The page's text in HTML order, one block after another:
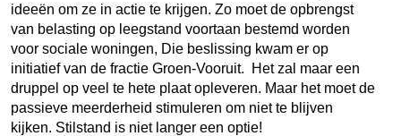
ideeën om ze in actie te krijgen. Zo moet de opbrengst
van belasting op leegstand voortaan bestemd worden
voor sociale woningen, Die beslissing kwam er op
initiatief van de fractie Groen-Vooruit. Het zal maar een
druppel op veel te hete plaat opleveren. Maar het moet de
passieve meerderheid stimuleren om niet te blijven
kijken. Stilstand is niet langer een optie!